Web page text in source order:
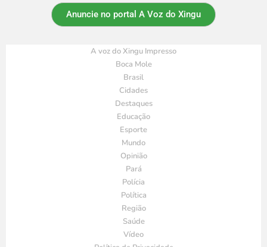
Anuncie no portal A Voz do Xingu
A voz do Xingu Impresso
Boca Mole
Brasil
Cidades
Destaques
Educação
Esporte
Mundo
Opinião
Pará
Polícia
Política
Região
Saúde
Vídeo